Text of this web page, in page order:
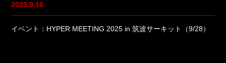
2025.9.16
イベント：HYPER MEETING 2025 in 筑波サーキット（9/28）